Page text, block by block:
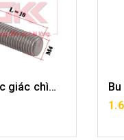
Bu lông lục giác chìm inox 304-M4x10
HÀNG